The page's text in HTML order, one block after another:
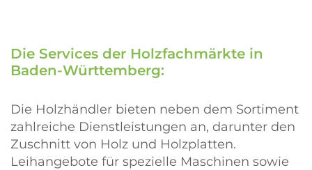
Die Services der Holzfachmärkte in
Baden-Württemberg:
Die Holzhändler bieten neben dem Sortiment
zahlreiche Dienstleistungen an, darunter den
Zuschnitt von Holz und Holzplatten.
Leihangebote für spezielle Maschinen sowie